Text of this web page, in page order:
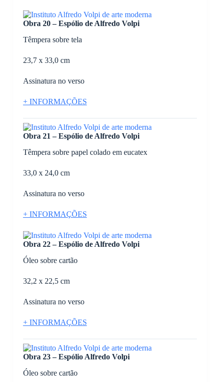
Obra 20 – Espólio de Alfredo Volpi
Têmpera sobre tela
23,7 x 33,0 cm
Assinatura no verso
+ INFORMAÇÕES
Obra 21 – Espólio de Alfredo Volpi
Têmpera sobre papel colado em eucatex
33,0 x 24,0 cm
Assinatura no verso
+ INFORMAÇÕES
Obra 22 – Espólio de Alfredo Volpi
Óleo sobre cartão
32,2 x 22,5 cm
Assinatura no verso
+ INFORMAÇÕES
Obra 23 – Espólio Alfredo Volpi
Óleo sobre cartão